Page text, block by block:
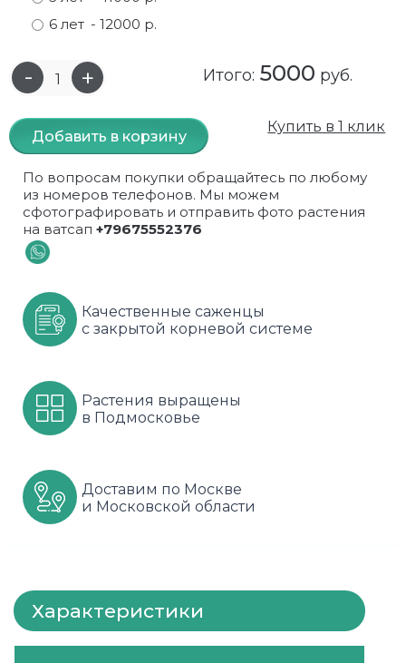
Самшит
Сирень
Форзиция
Шиповник декоративный красный
Шиповник декоративный, белый
Малиновое дерево
Миндаль
Облепиха высокорослая, раскидистая
Орех (Фундук)
Персики
Хурма
Черешни
Шарафуга
Шелковица
Яблони
Кизил
Крыжовник
На штамбе
Облепиха
Оптом
Рябина
Рябина черноплодная
Смородина
Сортовые
Черника
Мускусные
Оранжевые розы
Пионовидные
Плетистые
Почвопокровные
Роза ругоза
Розы фиолетовые
Сиреневые
Спрей
Флорибунда
6 лет - 12000 р.
Итого: 5000 руб.
Добавить в корзину
Купить в 1 клик
По вопросам покупки обращайтесь по любому
из номеров телефонов. Мы можем
сфотографировать и отправить фото растения
на ватсап +79675552376
Качественные саженцы
с закрытой корневой системе
Растения выращены
в Подмосковье
Доставим по Москве
и Московской области
Характеристики